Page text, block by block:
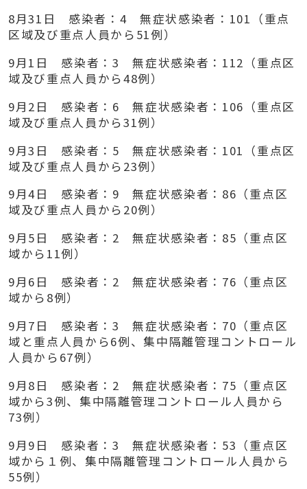
8月31 日 感染者： 4 無症状感染者： 101 （重点
区域及び重点人員から 51例）
9月 1 日 感染者：3 無症状感染者： 112 （重点区
域及び重点人員から48例）
9月 2 日 感染者： 6 無症状感染者： 106 （重点区
域及び重点人員から31例）
9月3 日 感染者： 5 無症状感染者： 101 （重点区
域及び重点人員から 23例）
9月4日 感染者： 9 無症状感染者： 86 （重点区
域及び重点人員から 20例）
9月 5 日 感染者： 2 無症状感染者： 85 （重点区
域から 11例）
9月 6 日 感染者： 2 無症状感染者： 76 （重点区
域から 8例）
9月 7 日 感染者：3 無症状感染者： 70 （重点区
域と重点人員から6例、集中隔離管理コントロール
人員から 67例）
9月 8 日 感染者： 2 無症状感染者： 75 （重点区
域から3例、集中隔離管理コントロール人員から
73例）
9月 9 日 感染者：3 無症状感染者： 53 （重点区
域から１例、集中隔離管理コントロール人員から
55例）